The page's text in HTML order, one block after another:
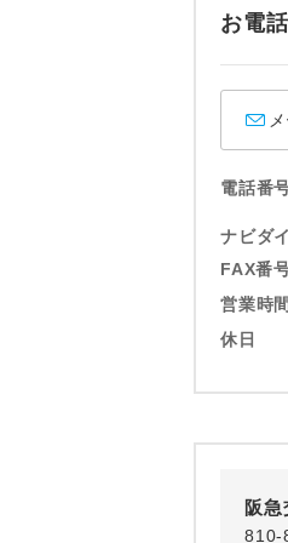
お電
電話番
ナビダ
FAX番
営業時間
休日
阪急
810-